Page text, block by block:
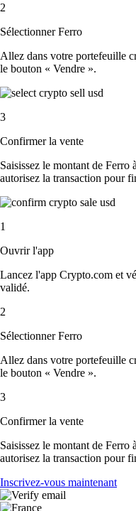
2
Sélectionner Ferro
Allez dans votre portefeuille
le bouton « Vendre ».
3
Confirmer la vente
Saisissez le montant de
autorisez la transaction pour
1
Ouvrir l'app
Lancez l'app Crypto.com et
validé.
2
Sélectionner Ferro
Allez dans votre portefeuille
le bouton « Vendre ».
3
Confirmer la vente
Saisissez le montant de
autorisez la transaction pour
Inscrivez-vous maintenant